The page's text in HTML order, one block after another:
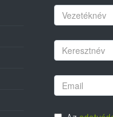
Keresztnév
Vezetéknév
Email
cím